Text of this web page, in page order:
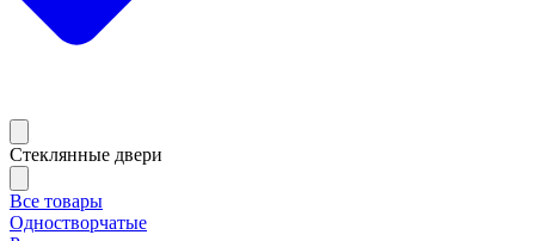
Стеклянные двери
Все товары
Одностворчатые